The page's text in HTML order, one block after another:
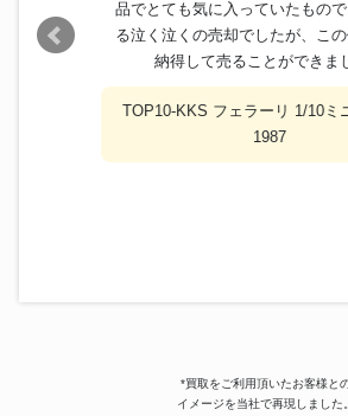
品でとても気に入っていたもの
る泣く泣くの売却でしたが、こ
納得して売ることができま
TOP10-KKS フェラーリ 1/10ミ
1987
*買取をご利用頂いたお客様と
イメージを当社で再現しました。